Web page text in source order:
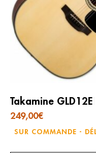
Takamine GLD12E
249,00€
SUR COMMANDE -